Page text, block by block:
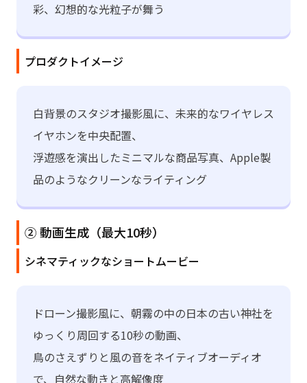
彩、幻想的な光粒子が舞う
プロダクトイメージ
白背景のスタジオ撮影風に、未来的なワイヤレス
イヤホンを中央配置、
浮遊感を演出したミニマルな商品写真、Apple製
品のようなクリーンなライティング
② 動画生成（最大10秒）
シネマティックなショートムービー
ドローン撮影風に、朝霧の中の日本の古い神社を
ゆっくり周回する10秒の動画、
鳥のさえずりと風の音をネイティブオーディオ
で、自然な動きと高解像度